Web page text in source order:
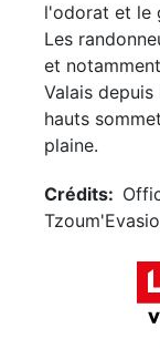
l'odorat et le
Les
et
Valais
hauts
plaine.
Crédits